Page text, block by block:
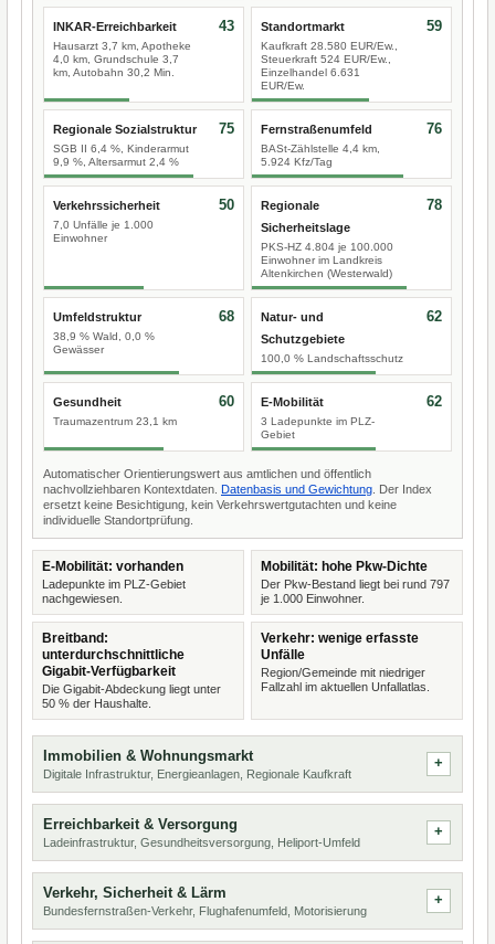
INKAR-Erreichbarkeit
Hausarzt 3,7 km, Apotheke
4,0 km, Grundschule 3,7
km, Autobahn 30,2 Min.
43 Standortmarkt
Kaufkraft 28.580 EUR/Ew.,
Steuerkraft 524 EUR/Ew.,
Einzelhandel 6.631
EUR/Ew.
59
Regionale Sozialstruktur
SGB II 6,4 %, Kinderarmut
9,9 %, Altersarmut 2,4 %
75 Fernstraßenumfeld
BASt-Zählstelle 4,4 km,
5.924 Kfz/Tag
76
Verkehrssicherheit
7,0 Unfälle je 1.000
Einwohner
50
Regionale
Sicherheitslage
PKS-HZ 4.804 je 100.000
Einwohner im Landkreis
Altenkirchen (Westerwald)
78
Umfeldstruktur
38,9 % Wald, 0,0 %
Gewässer
68
Natur- und
Schutzgebiete
100,0 % Landschaftsschutz
62
Gesundheit
Traumazentrum 23,1 km
60 E-Mobilität
3 Ladepunkte im PLZ-
Gebiet
62
Automatischer Orientierungswert aus amtlichen und öffentlich
nachvollziehbaren Kontextdaten. Datenbasis und Gewichtung . Der Index
ersetzt keine Besichtigung, kein Verkehrswertgutachten und keine
individuelle Standortprüfung.
E-Mobilität: vorhanden
Ladepunkte im PLZ-Gebiet
nachgewiesen.
Mobilität: hohe Pkw-Dichte
Der Pkw-Bestand liegt bei rund 797
je 1.000 Einwohner.
Breitband:
unterdurchschnittliche
Gigabit-Verfügbarkeit
Die Gigabit-Abdeckung liegt unter
50 % der Haushalte.
Verkehr: wenige erfasste
Unfälle
Region/Gemeinde mit niedriger
Fallzahl im aktuellen Unfallatlas.
Immobilien & Wohnungsmarkt
Digitale Infrastruktur, Energieanlagen, Regionale Kaufkraft
Erreichbarkeit & Versorgung
Ladeinfrastruktur, Gesundheitsversorgung, Heliport-Umfeld
Verkehr, Sicherheit & Lärm
Bundesfernstraßen-Verkehr, Flughafenumfeld, Motorisierung